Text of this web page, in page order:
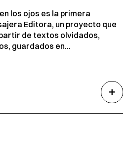
los ojos es la primera
Editora, un proyecto que
de textos olvidados,
guardados en...